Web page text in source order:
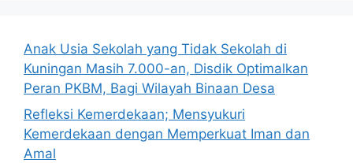
Anak Usia Sekolah yang Tidak Sekolah di
Kuningan Masih 7.000-an, Disdik Optimalkan
Peran PKBM, Bagi Wilayah Binaan Desa
Refleksi Kemerdekaan; Mensyukuri
Kemerdekaan dengan Memperkuat Iman dan
Amal